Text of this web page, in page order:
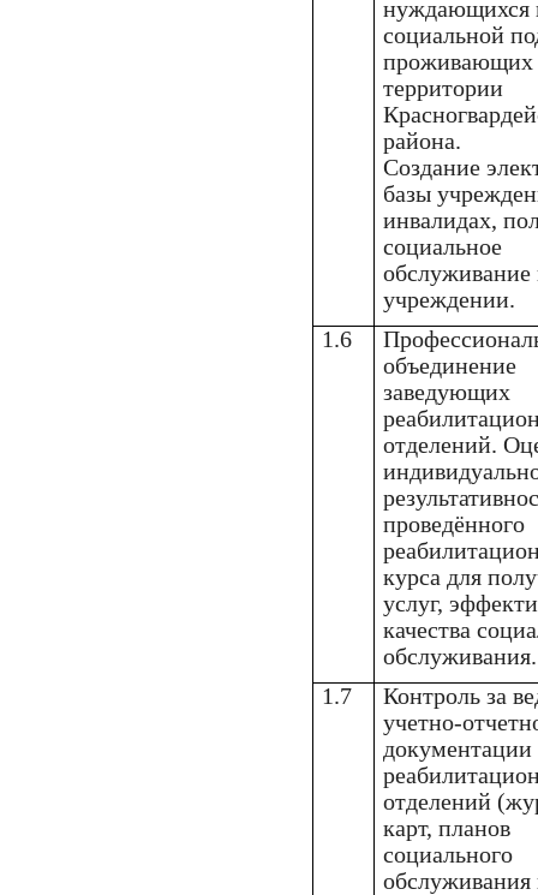
нуждающихся
социальной
проживающих
территории
района.
Создание
базы
инвалидах,
социальное
обслуживание
учреждении.
1.6
объединение
заведующих
отделений.
проведённого
курса для
услуг,
качества
обслуживания.
1.7
Контроль за
учетно-
документации
отделений
карт, планов
социального